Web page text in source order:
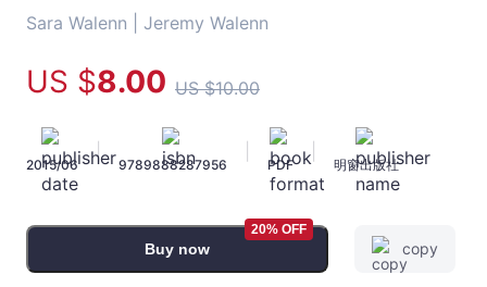
球
勇
闖
星
球
Sara
-
Sara Walenn | Jeremy Walenn
US $8.00 US $10.00
2015/06
|
9789888287956 PDF 明窗出版社
Buy now
20% OFF
copy